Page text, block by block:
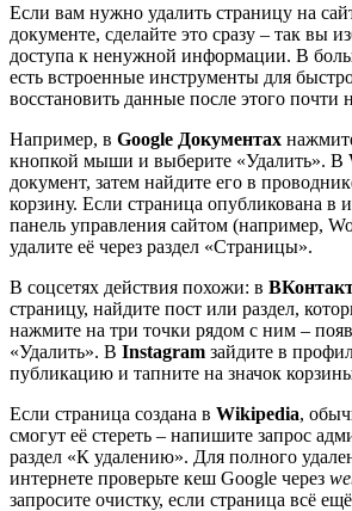
Если вам нужно удалить страницу на
документе, сделайте это сразу – так вы
доступа к ненужной информации. В
есть встроенные инструменты для
восстановить данные после этого почти
Например, в Google Документах
кнопкой мыши и выберите «Удалить». В
документ, затем найдите его в
корзину. Если страница опубликована в
панель управления сайтом (например,
удалите её через раздел «Страницы».
В соцсетях действия похожи: в
страницу, найдите пост или раздел,
нажмите на три точки рядом с ним –
«Удалить». В Instagram зайдите в
публикацию и тапните на значок
Если страница создана в Wikipedia,
смогут её стереть – напишите запрос
раздел «К удалению». Для полного
интернете проверьте кеш Google через
запросите очистку, если страница всё